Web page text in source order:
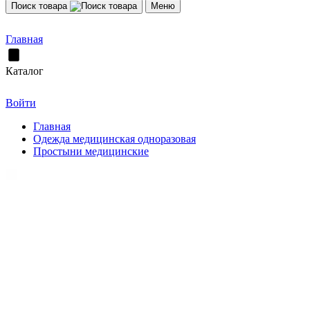
Поиск товара Меню
Главная
Каталог
Войти
Главная
Одежда медицинская одноразовая
Простыни медицинские